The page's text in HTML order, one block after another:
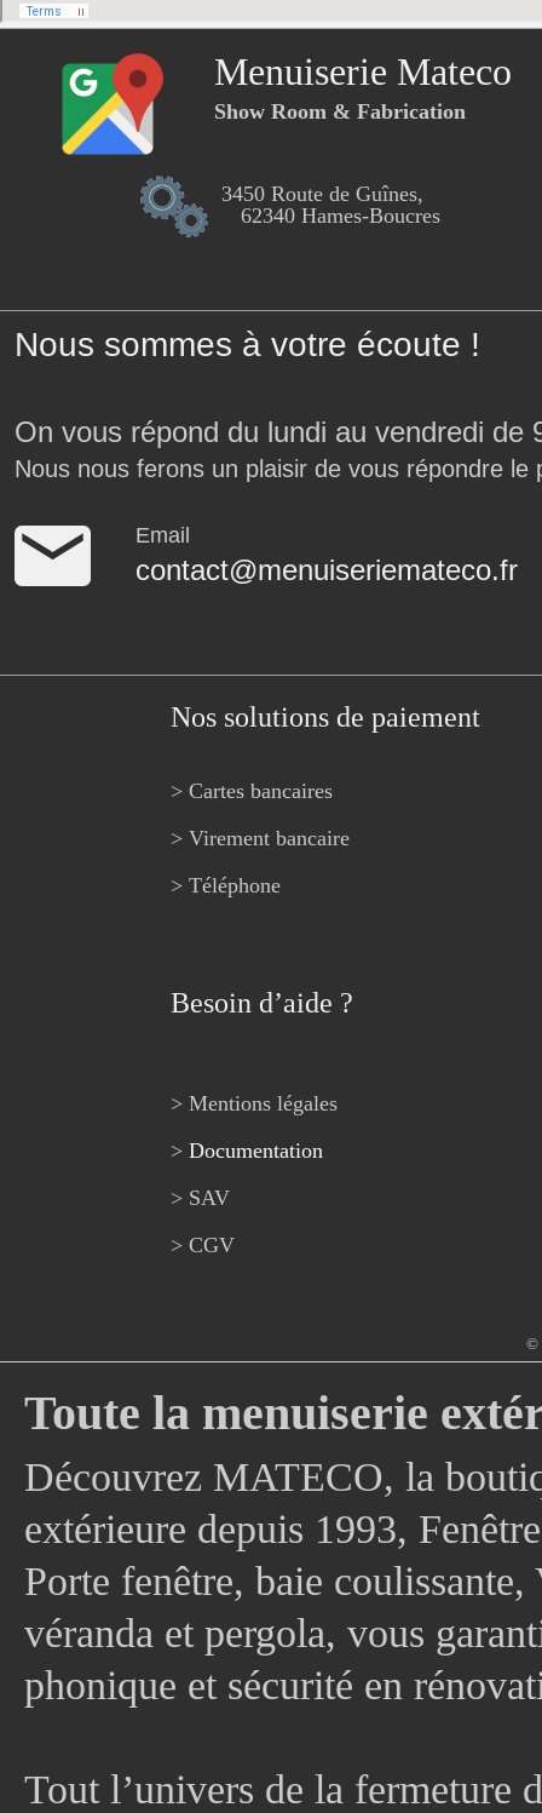
Menuiserie Mateco
Show Room & Fabrication
3450 Route de Guînes,
62340 Hames-Boucres
Nous sommes à votre écoute !
On vous répond du lundi au vendredi
Nous nous ferons un plaisir de vous répondre le
Email
contact@menuiseriemateco.fr
Nos solutions de paiement
> Cartes bancaires
> Virement bancaire
> Téléphone
Besoin d’aide ?
> Mentions légales
> Documentation
> SAV
> CGV
©
Toute la menuiserie
Découvrez MATECO, la
extérieure depuis 1993,
Porte fenêtre, baie
véranda et pergola, vous
phonique et sécurité en
Tout l’univers de la fermeture